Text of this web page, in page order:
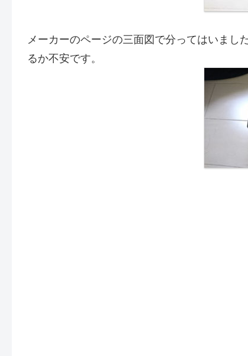
メーカーのページの三面図で分ってはいまし
るか不安です。